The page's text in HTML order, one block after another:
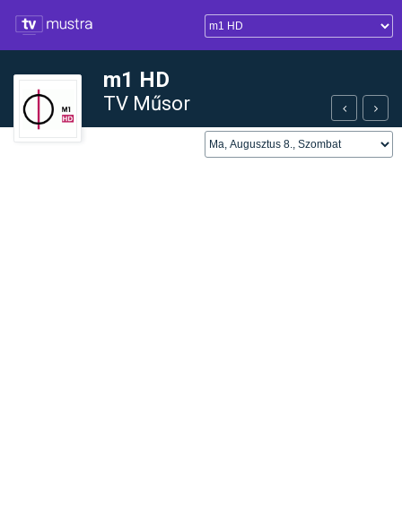
m1 HD
TV Műsor